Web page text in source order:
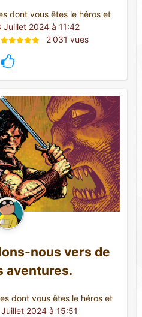
dont vous êtes le héros et
Juillet 2024 à 11:42
2 031 vues
nous vers de
aventures.
dont vous êtes le héros et
2024 à 15:51